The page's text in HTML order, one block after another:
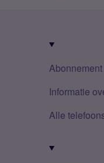
Informatie
Alle